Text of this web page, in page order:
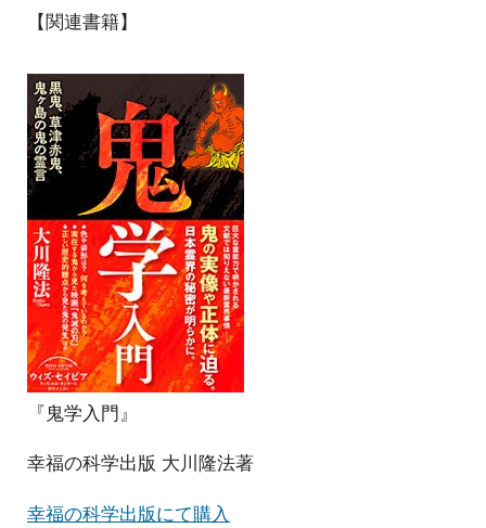
【関連書籍】
『鬼学入門』
幸福の科学出版 大川隆法著
幸福の科学出版にて購入